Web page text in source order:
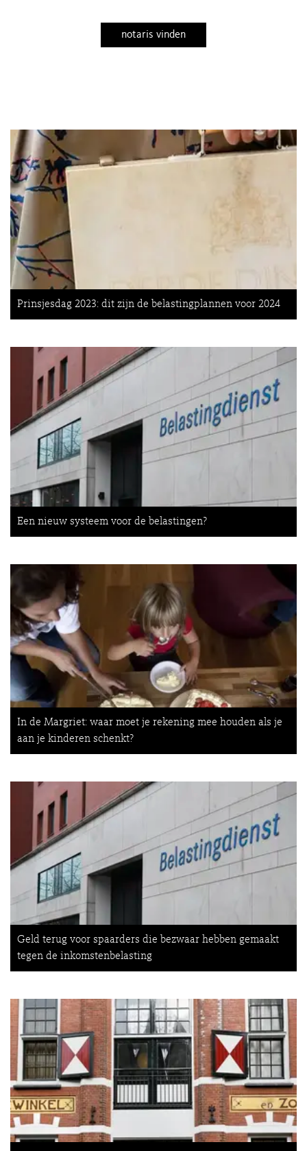
notaris vinden
Prinsjesdag 2023: dit zijn de belastingplannen voor 2024
Een nieuw systeem voor de belastingen?
In de Margriet: waar moet je rekening mee houden als je
aan je kinderen schenkt?
Geld terug voor spaarders die bezwaar hebben gemaakt
tegen de inkomstenbelasting